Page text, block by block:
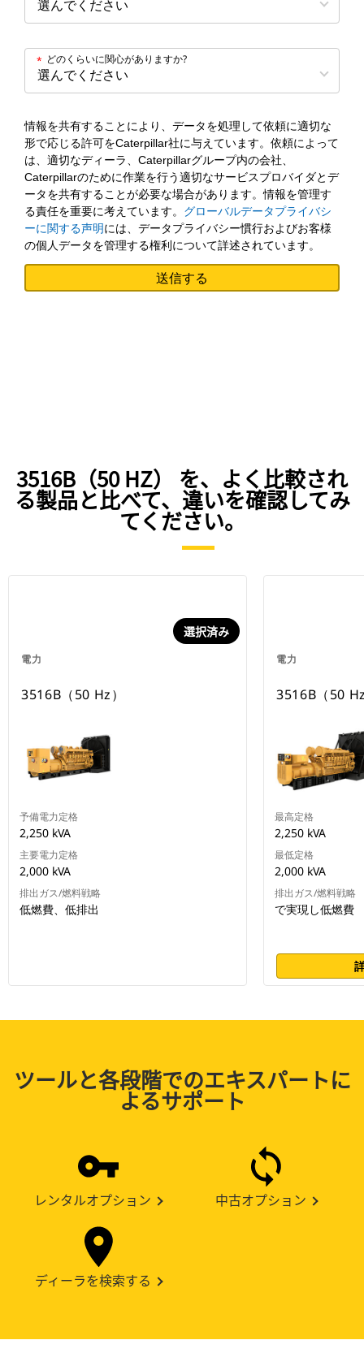
どのくらいに関心がありますか?
*
情報を共有することにより、データを処理して依頼に適切な
形で応じる許可をCaterpillar社に与えています。依頼によって
は、適切なディーラ、Caterpillarグループ内の会社、
Caterpillarのために作業を行う適切なサービスプロバイダとデ
ータを共有することが必要な場合があります。情報を管理す
る責任を重要に考えています。 グローバルデータプライバシ
ーに関する声明には、データプライバシー慣行およびお客様
の個人データを管理する権利について詳述されています。
3516B（50 HZ） を、よく比較され
る製品と比べて、違いを確認してみ
てください。
電力
選択済み
3516B（50 Hz）
予備電力定格
2,250 kVA
主要電力定格
2,000 kVA
排出ガス/燃料戦略
低燃費、低排出
電力
3516B（50
最高定格
2,250 kVA
最低定格
2,000 kVA
排出ガス/燃料戦略
で実現し低燃費
ツールと各段階でのエキスパートに
よるサポート
レンタルオプション 中古オプション
ディーラを検索する